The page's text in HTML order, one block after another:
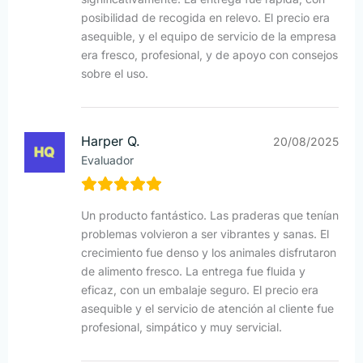
posibilidad de recogida en relevo. El precio era
asequible, y el equipo de servicio de la empresa
era fresco, profesional, y de apoyo con consejos
sobre el uso.
Harper Q.
Evaluador
20/08/2025
Un producto fantástico. Las praderas que tenían
problemas volvieron a ser vibrantes y sanas. El
crecimiento fue denso y los animales disfrutaron
de alimento fresco. La entrega fue fluida y
eficaz, con un embalaje seguro. El precio era
asequible y el servicio de atención al cliente fue
profesional, simpático y muy servicial.